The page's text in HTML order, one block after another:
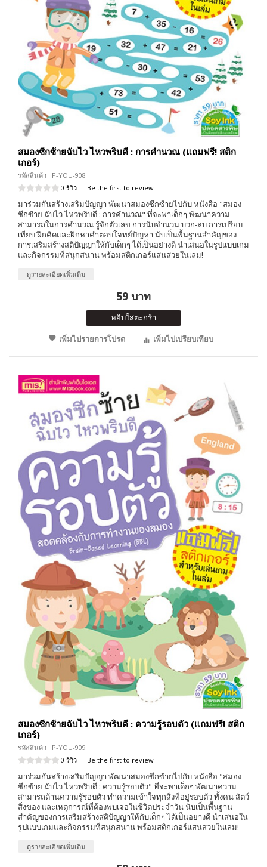
สมองซีกซ้ายฉับไว ไหวพริบดี : การคำนวณ (แถมฟรี! สติก
เกอร์)
รหัสสินค้า : P-YOU-908
0 รีวิว | Be the first to review
มาร่วมกันสร้างเสริมปัญญา พัฒนาสมองซีกซ้ายไปกับ หนังสือ "สมอง
ซีกซ้าย ฉับไว ไหวพริบดี : การคำนวณ" ที่จะพาเด็กๆ พัฒนาความ
สามารถในการคำนวณ รู้จักตัวเลข การนับจำนวน บวก-ลบ การเปรียบ
เทียบ ฝึกคิดและฝึกหาคำตอบโจทย์ปัญหา นับเป็นพื้นฐานสำคัญของ
การเสริมสร้างสติปัญญาให้กับเด็กๆ ได้เป็นอย่างดี นำเสนอในรูปแบบเกม
และกิจกรรมที่สนุกสนาน พร้อมสติกเกอร์แสนสวยในเล่ม!
ดูรายละเอียดเพิ่มเติม
59 บาท
หยิบใส่ตะกร้า
เพิ่มไปรายการโปรด
เพิ่มไปเปรียบเทียบ
สมองซีกซ้ายฉับไว ไหวพริบดี : ความรู้รอบตัว (แถมฟรี! สติก
เกอร์)
รหัสสินค้า : P-YOU-909
0 รีวิว | Be the first to review
มาร่วมกันสร้างเสริมปัญญา พัฒนาสมองซีกซ้ายไปกับ หนังสือ "สมอง
ซีกซ้าย ฉับไว ไหวพริบดี : ความรู้รอบตัว" ที่จะพาเด็กๆ พัฒนาความ
สามารถด้านความรู้รอบตัว ทำความเข้าใจทุกสิ่งที่อยู่รอบตัว ทั้งคน สัตว์
สิ่งของ และเหตุการณ์ที่ต้องพบเจอในชีวิตประจำวัน นับเป็นพื้นฐาน
สำคัญของการเสริมสร้างสติปัญญาให้กับเด็กๆ ได้เป็นอย่างดี นำเสนอใน
รูปแบบเกมและกิจกรรมที่สนุกสนาน พร้อมสติกเกอร์แสนสวยในเล่ม!
ดูรายละเอียดเพิ่มเติม